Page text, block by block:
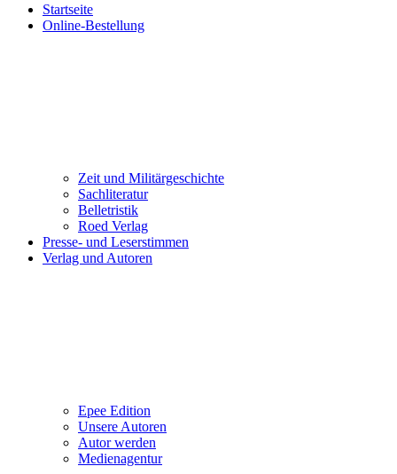
Startseite
Online-Bestellung
Zeit und Militärgeschichte
Sachliteratur
Belletristik
Roed Verlag
Presse- und Leserstimmen
Verlag und Autoren
Epee Edition
Unsere Autoren
Autor werden
Medienagentur